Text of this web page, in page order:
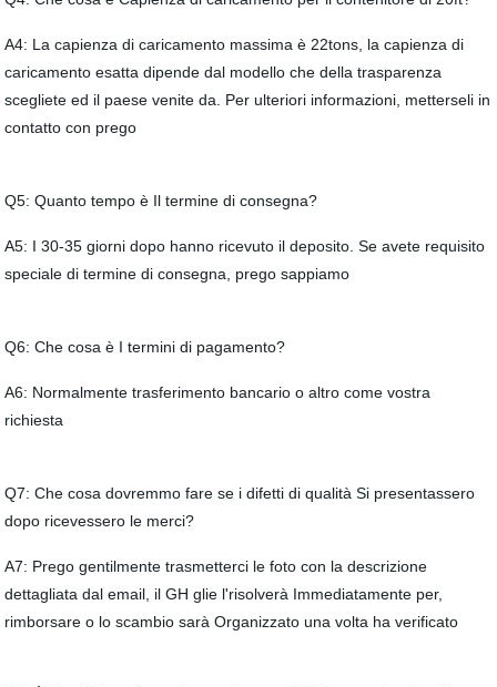
A4: La capienza di caricamento massima è 22tons, la capienza di
caricamento esatta dipende dal modello che della trasparenza
scegliete ed il paese venite da. Per ulteriori informazioni, metterseli in
contatto con prego
Q5: Quanto tempo è Il termine di consegna?
A5: I 30-35 giorni dopo hanno ricevuto il deposito. Se avete requisito
speciale di termine di consegna, prego sappiamo
Q6: Che cosa è I termini di pagamento?
A6: Normalmente trasferimento bancario o altro come vostra
richiesta
Q7: Che cosa dovremmo fare se i difetti di qualità Si presentassero
dopo ricevessero le merci?
A7: Prego gentilmente trasmetterci le foto con la descrizione
dettagliata dal email, il GH glie l'risolverà Immediatamente per,
rimborsare o lo scambio sarà Organizzato una volta ha verificato